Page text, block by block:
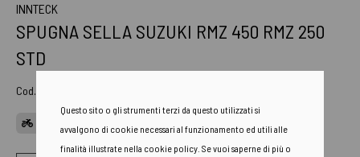
INNTECK
SPUGNA SELLA SUZUKI RMZ 450 RMZ 250
STD
Cod. Art.
Questo sito o gli strumenti terzi da questo utilizzati si
avvalgono di cookie necessari al funzionamento ed utili alle
finalità illustrate nella cookie policy. Se vuoi saperne di più o